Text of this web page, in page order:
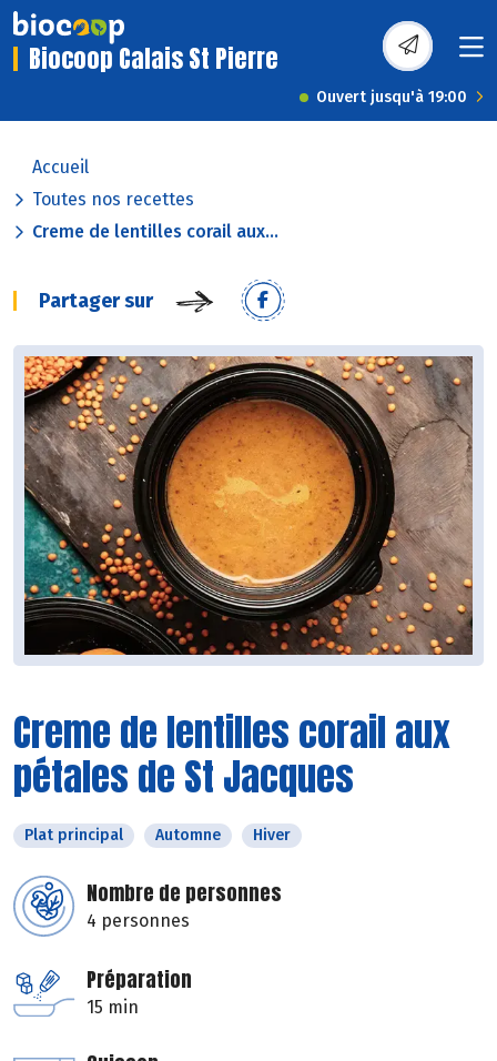
Biocoop Calais St Pierre
Ouvert jusqu'à 19:00
Accueil
Toutes nos recettes
Creme de lentilles corail aux...
Partager sur
Creme de lentilles corail aux
pétales de St Jacques
Plat principal Automne Hiver
Nombre de personnes
4 personnes
Préparation
15 min